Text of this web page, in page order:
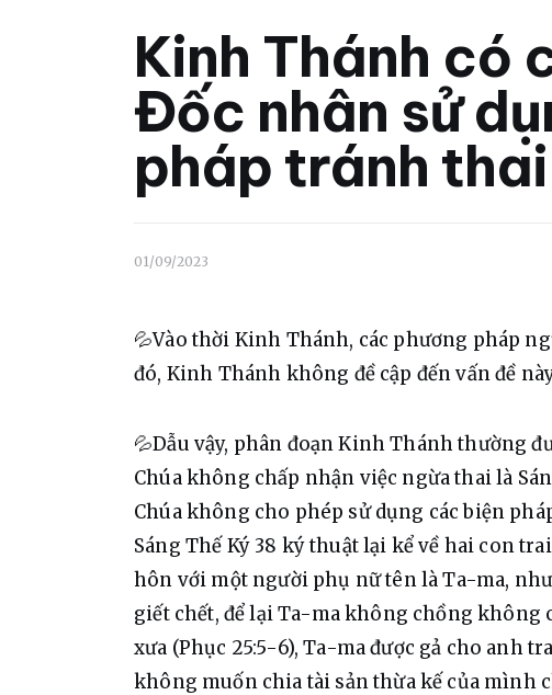
Kinh Thánh có
Đốc nhân sử
pháp tránh
01/09/2023
💦Vào thời Kinh Thánh, các phương pháp
đó, Kinh Thánh không đề cập đến vấn đề
💦Dẫu vậy, phân đoạn Kinh Thánh thường
Chúa không chấp nhận việc ngừa thai là
Chúa không cho phép sử dụng các biện
Sáng Thế Ký 38 ký thuật lại kể về hai con
hôn với một người phụ nữ tên là Ta-ma,
giết chết, để lại Ta-ma không chồng
xưa (Phục 25:5-6), Ta-ma được gả cho anh
không muốn chia tài sản thừa kế của mình